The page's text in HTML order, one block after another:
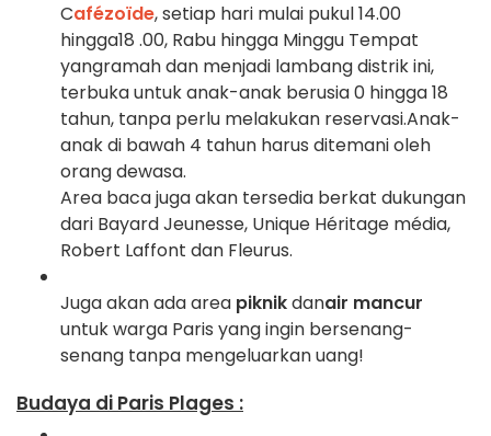
Cafézoïde, setiap hari mulai pukul 14.00
hingga18 .00, Rabu hingga Minggu Tempat
yangramah dan menjadi lambang distrikini,
terbuka untuk anak-anak berusia 0 hingga 18
tahun, tanpa perlu melakukan reservasi.Anak-
anak di bawah 4 tahun harus ditemani oleh
orang dewasa.
Area baca juga akan tersedia berkat dukungan
dari Bayard Jeunesse, Unique Héritage média,
Robert Laffont dan Fleurus.
Juga akan ada area piknikdanair mancur
untuk warga Paris yang ingin bersenang-
senang tanpa mengeluarkan uang!
Budaya di Paris Plages :